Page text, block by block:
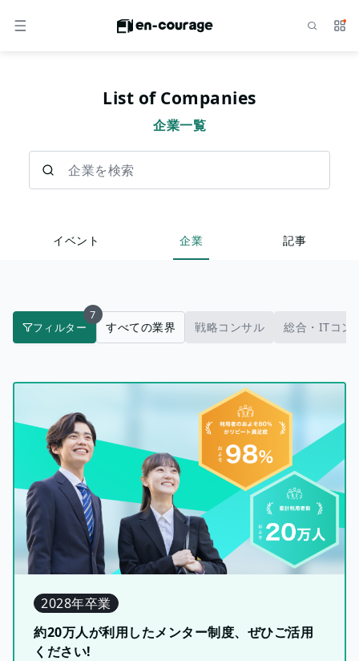
メニュー サ
List of Companies
企業一覧
イベント 企業 記事
フィルター
7
すべての業界 戦略コンサル 総合・ITコン
2028年卒業
約20万人が利用したメンター制度、ぜひご活用
ください!